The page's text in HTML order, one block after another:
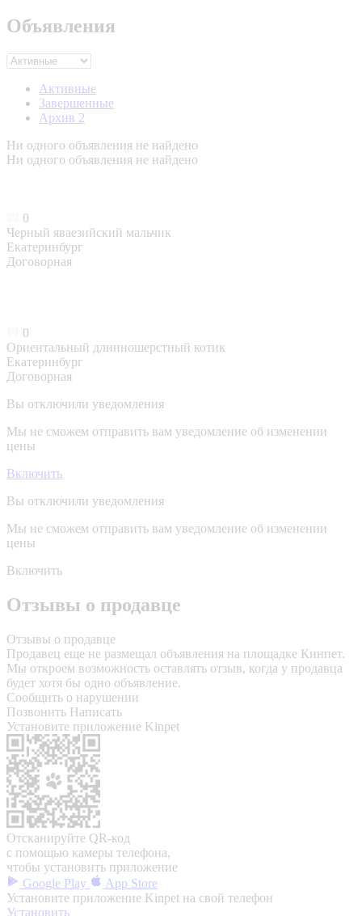
Объявления
Активные
Завершенные
Архив 2
Ни одного объявления не найдено
Ни одного объявления не найдено
0
Черный яваезийский мальчик
Екатеринбург
Договорная
0
Ориентальный длинношерстный котик
Екатеринбург
Договорная
Вы отключили уведомления
Мы не сможем отправить вам уведомление об изменении
цены
Включить
Вы отключили уведомления
Мы не сможем отправить вам уведомление об изменении
цены
Включить
Отзывы о продавце
Отзывы о продавце
Продавец еще не размещал объявления на площадке Кинпет.
Мы откроем возможность оставлять отзыв, когда у продавца
будет хотя бы одно объявление.
Сообщить о нарушении
Позвонить Написать
Установите приложение Kinpet
Отсканируйте QR-код
с помощью камеры телефона,
чтобы установить приложение
Google Play
App Store
Установите приложение Kinpet на свой телефон
Установить